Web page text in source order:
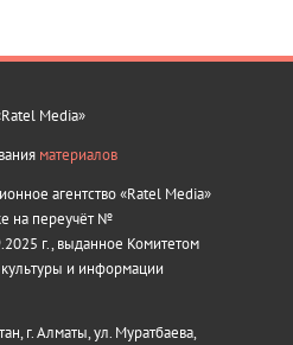
Media»
материалов
агентство «Ratel Media»
на переучёт №
г., выданное Комитетом
и информации
г. Алматы, ул. Муратбаева,